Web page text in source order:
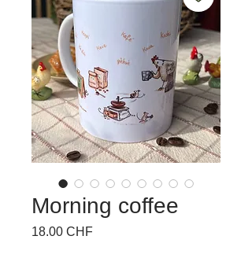
Morning coffee
18.00 CHFPrix